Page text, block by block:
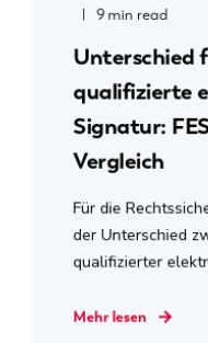
9 min read
Unterschied
qualifizierte
Signatur:
Vergleich
Für die
der Unterschied
qualifizierter
Mehr lesen